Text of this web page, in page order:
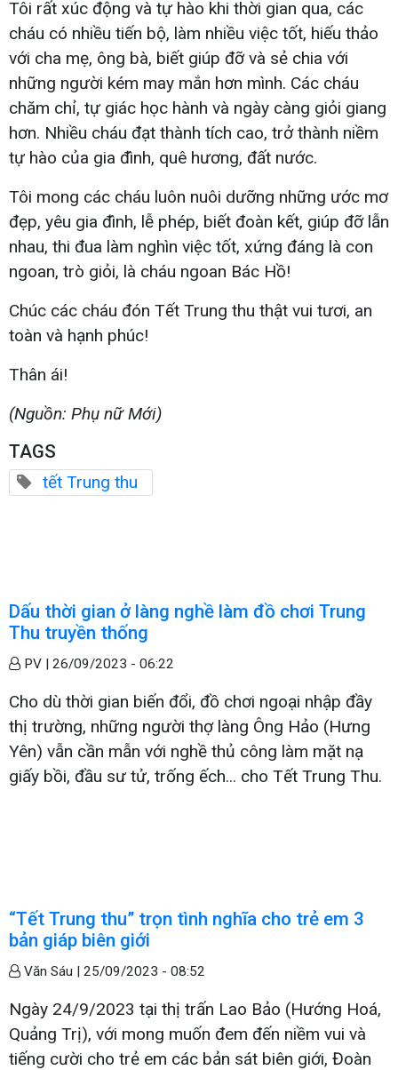
Tôi rất xúc động và tự hào khi thời gian qua, các
cháu có nhiều tiến bộ, làm nhiều việc tốt, hiếu thảo
với cha mẹ, ông bà, biết giúp đỡ và sẻ chia với
những người kém may mắn hơn mình. Các cháu
chăm chỉ, tự giác học hành và ngày càng giỏi giang
hơn. Nhiều cháu đạt thành tích cao, trở thành niềm
tự hào của gia đình, quê hương, đất nước.
Tôi mong các cháu luôn nuôi dưỡng những ước mơ
đẹp, yêu gia đình, lễ phép, biết đoàn kết, giúp đỡ lẫn
nhau, thi đua làm nghìn việc tốt, xứng đáng là con
ngoan, trò giỏi, là cháu ngoan Bác Hồ!
Chúc các cháu đón Tết Trung thu thật vui tươi, an
toàn và hạnh phúc!
Thân ái!
(Nguồn: Phụ nữ Mới)
TAGS
tết Trung thu
Dấu thời gian ở làng nghề làm đồ chơi Trung
Thu truyền thống
PV | 26/09/2023 - 06:22
Cho dù thời gian biến đổi, đồ chơi ngoại nhập đầy
thị trường, những người thợ làng Ông Hảo (Hưng
Yên) vẫn cần mẫn với nghề thủ công làm mặt nạ
giấy bồi, đầu sư tử, trống ếch... cho Tết Trung Thu.
“Tết Trung thu” trọn tình nghĩa cho trẻ em 3
bản giáp biên giới
Văn Sáu | 25/09/2023 - 08:52
Ngày 24/9/2023 tại thị trấn Lao Bảo (Hướng Hoá,
Quảng Trị), với mong muốn đem đến niềm vui và
tiếng cười cho trẻ em các bản sát biên giới, Đoàn